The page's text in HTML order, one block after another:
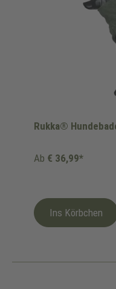
Rukka®
Ab € 36,99*
Ins Körbchen